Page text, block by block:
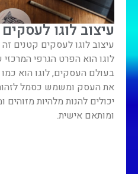
עיצוב לוגו
עיצוב לוגו לעסקים קטנים
לוגו הוא הפרט הגרפי
בעולם העסקים, לוגו הוא
את העסק ומשמש כסמל
יכולים להנות מלהיות מזוהים
ומותאם אישית.